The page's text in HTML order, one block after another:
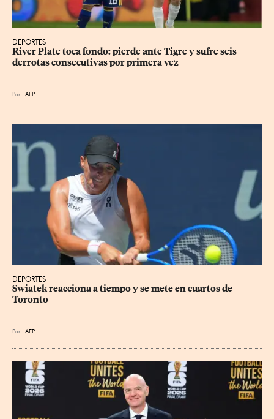
DEPORTES
River Plate toca fondo: pierde ante Tigre y sufre seis
derrotas consecutivas por primera vez
Por AFP
DEPORTES
Swiatek reacciona a tiempo y se mete en cuartos de
Toronto
Por AFP